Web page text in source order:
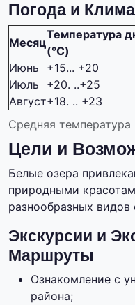
Погода и
Средняя температура
Месяц
Температура
(°C)
Июнь
+15... +20
Июль
+20. ..+25
Август+18. .. +23
Цели и
Белые озера
природными
разнообразных
Экскурсии и
Маршруты
Ознакомление с
района;